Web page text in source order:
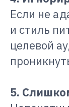
Если не
и стиль
целевой
5.